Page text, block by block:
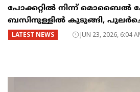
പോക്കറ്റിൽ നിന്ന്
ബസിനുള്ളിൽ കുടുങ്ങി,
LATEST NEWS JUN 23, 2026, 6:04